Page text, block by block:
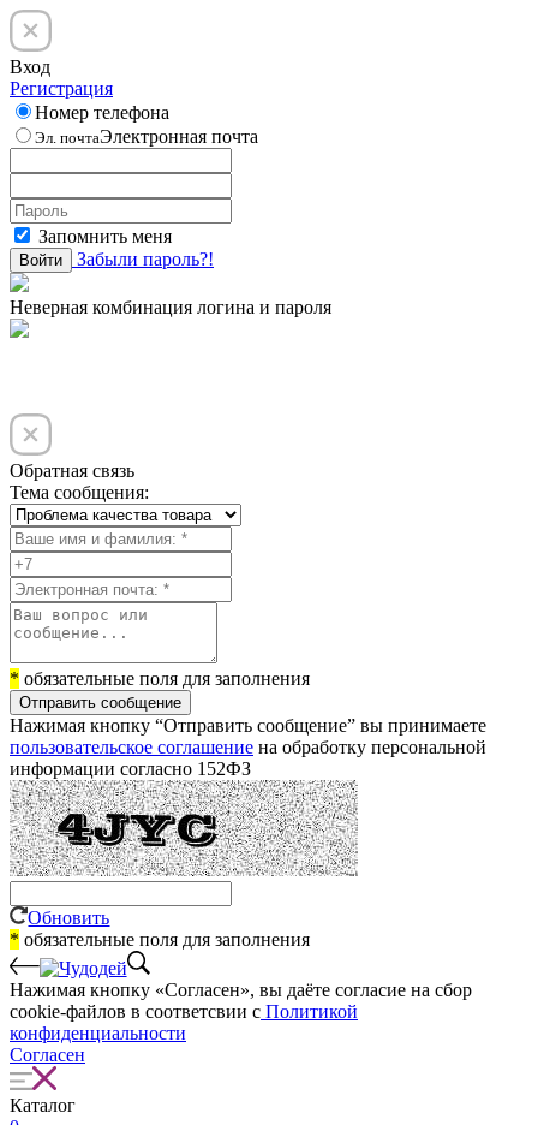
Вход
Регистрация
Номер телефона
Эл. почтаЭлектронная почта
Запомнить меня
Войти Забыли пароль?!
Неверная комбинация логина и пароля
Обратная связь
Тема сообщения:
* обязательные поля для заполнения
Отправить сообщение
Нажимая кнопку “Отправить сообщение” вы принимаете
пользовательское соглашение на обработку персональной
информации согласно 152ФЗ
Обновить
* обязательные поля для заполнения
Нажимая кнопку «Согласен», вы даёте cогласие на сбор
cookie-файлов в соответсвии с Политикой
конфиденциальности
Согласен
Каталог